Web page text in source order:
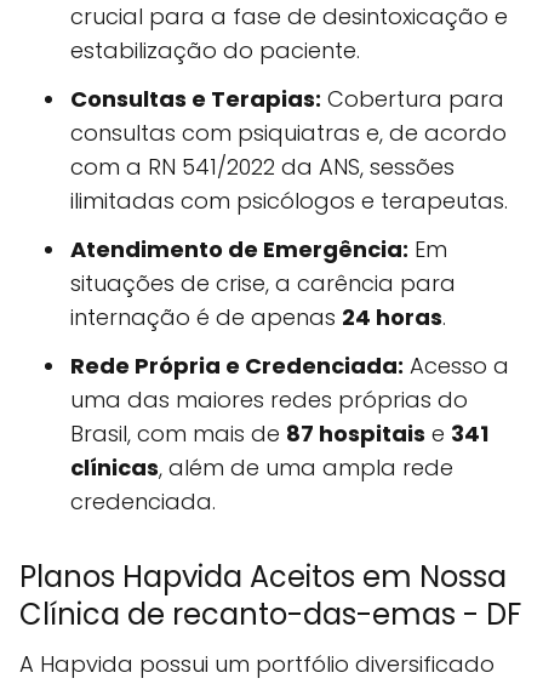
crucial para a fase de desintoxicação e
estabilização do paciente.
Consultas e Terapias: Cobertura para
consultas com psiquiatras e, de acordo
com a RN 541/2022 da ANS, sessões
ilimitadas com psicólogos e terapeutas.
Atendimento de Emergência: Em
situações de crise, a carência para
internação é de apenas 24 horas.
Rede Própria e Credenciada: Acesso a
uma das maiores redes próprias do
Brasil, com mais de 87 hospitais e 341
clínicas, além de uma ampla rede
credenciada.
Planos Hapvida Aceitos em Nossa
Clínica de recanto-das-emas - DF
A Hapvida possui um portfólio diversificado